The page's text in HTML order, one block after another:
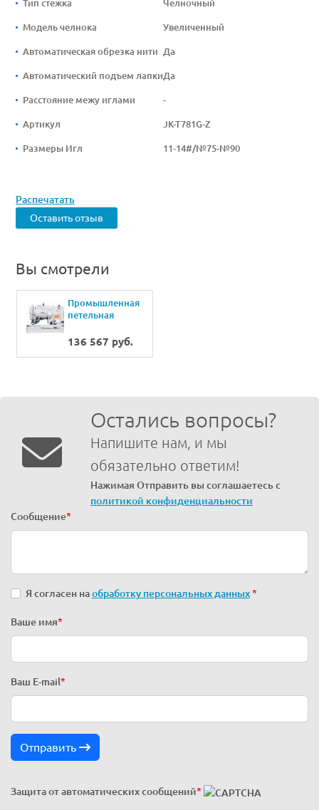
Тип стежка Челночный
Модель челнока Увеличенный
Автоматическая обрезка нити Да
Автоматический подъем лапкиДа
Расстояние межу иглами -
Артикул JK-T781G-Z
Размеры Игл 11-14#/№75-№90
Распечатать
Оставить отзыв
Вы смотрели
Промышленная
петельная
Jack JK-T781G-
136 567 руб.
Остались вопросы?
Напишите нам, и мы
обязательно ответим!
Нажимая Отправить вы соглашаетесь с
политикой конфиденциальности
Сообщение*
Я согласен наобработку персональных данных*
Ваше имя*
Ваш E-mail*
Отправить
Защита от автоматических сообщений*